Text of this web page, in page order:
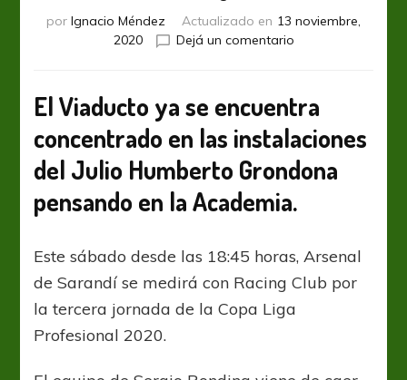
por Ignacio Méndez Actualizado en 13 noviembre,
2020
Dejá un comentarioen
en
la
convocatoria,
Arsenal
va
Racing
El Viaducto ya se encuentra
concentrado en las instalaciones
del Julio Humberto Grondona
pensando en la Academia.
Este sábado desde las 18:45 horas, Arsenal
de Sarandí se medirá con Racing Club por
la tercera jornada de la Copa Liga
Profesional 2020.